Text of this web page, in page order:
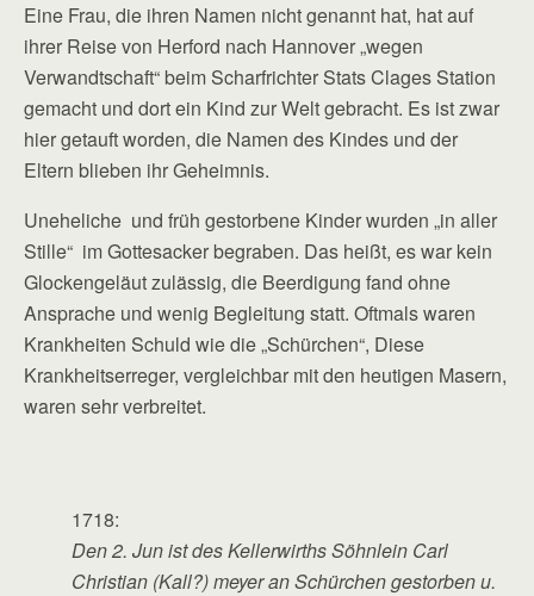
Eine Frau, die ihren Namen nicht genannt hat, hat auf
ihrer Reise von Herford nach Hannover „wegen
Verwandtschaft“ beim Scharfrichter Stats Clages Station
gemacht und dort ein Kind zur Welt gebracht. Es ist zwar
hier getauft worden, die Namen des Kindes und der
Eltern blieben ihr Geheimnis.
Uneheliche und früh gestorbene Kinder wurden „in aller
Stille“ im Gottesacker begraben. Das heißt, es war kein
Glockengeläut zulässig, die Beerdigung fand ohne
Ansprache und wenig Begleitung statt. Oftmals waren
Krankheiten Schuld wie die „Schürchen“, Diese
Krankheitserreger, vergleichbar mit den heutigen Masern,
waren sehr verbreitet.
1718:
Den 2. Jun ist des Kellerwirths Söhnlein Carl
Christian (Kall?) meyer an Schürchen gestorben u.